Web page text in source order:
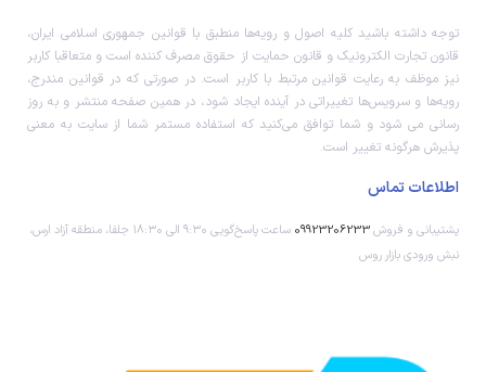
توجه داشته باشید کلیه اصول و رویه‏‌ها منطبق با قوانین جمهوری اسلامی ایران،
قانون تجارت الکترونیک و قانون حمایت از حقوق مصرف کننده است و متعاقبا کاربر
نیز موظف به رعایت قوانین مرتبط با کاربر است. در صورتی که در قوانین مندرج،
رویه‏‌ها و سرویس‏‌ها تغییراتی در آینده ایجاد شود، در همین صفحه منتشر و به روز
رسانی می شود و شما توافق می‏‌کنید که استفاده مستمر شما از سایت به معنی
پذیرش هرگونه تغییر است.
اطلاعات تماس
پشتیبانی و فروش09923206233
ساعت پاسخ‌گویی ۹:۳۰ الی ۱۸:۳۰ جلفا، منطقه آزاد ارس،
نبش ورودی بازار روس